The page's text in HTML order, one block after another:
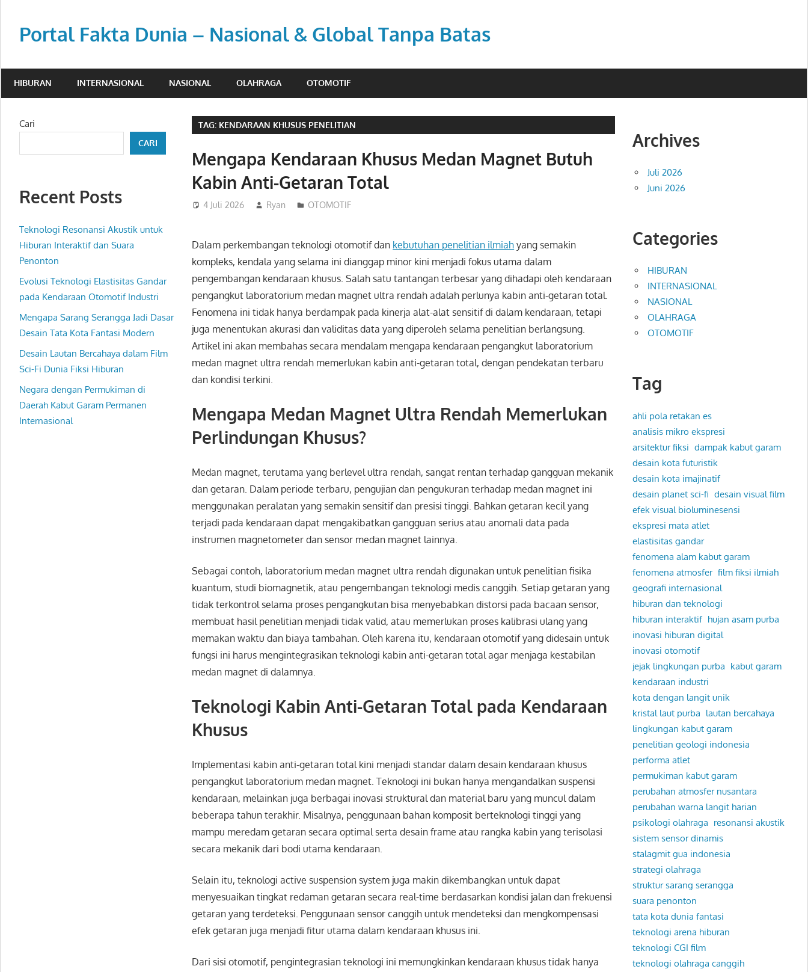
contentPortal Fakta Dunia – Nasional & Global Tanpa Batas
aktual
sudut
pandang
luas.
HIBURAN INTERNASIONAL NASIONAL OLAHRAGA OTOMOTIF
TAG: KENDARAAN KHUSUS PENELITIAN
Mengapa Kendaraan Khusus Medan Magnet Butuh
Kabin Anti-Getaran Total
4 Juli 2026 Ryan OTOMOTIF
Dalam perkembangan teknologi otomotif dan kebutuhan penelitian ilmiah yang semakin
kompleks, kendala yang selama ini dianggap minor kini menjadi fokus utama dalam
pengembangan kendaraan khusus. Salah satu tantangan terbesar yang dihadapi oleh kendaraan
pengangkut laboratorium medan magnet ultra rendah adalah perlunya kabin anti-getaran total.
Fenomena ini tidak hanya berdampak pada kinerja alat-alat sensitif di dalam kendaraan, tetapi
juga menentukan akurasi dan validitas data yang diperoleh selama penelitian berlangsung.
Artikel ini akan membahas secara mendalam mengapa kendaraan pengangkut laboratorium
medan magnet ultra rendah memerlukan kabin anti-getaran total, dengan pendekatan terbaru
dan kondisi terkini.
Mengapa Medan Magnet Ultra Rendah Memerlukan
Perlindungan Khusus?
Medan magnet, terutama yang berlevel ultra rendah, sangat rentan terhadap gangguan mekanik
dan getaran. Dalam periode terbaru, pengujian dan pengukuran terhadap medan magnet ini
menggunakan peralatan yang semakin sensitif dan presisi tinggi. Bahkan getaran kecil yang
terjadi pada kendaraan dapat mengakibatkan gangguan serius atau anomali data pada
instrumen magnetometer dan sensor medan magnet lainnya.
Sebagai contoh, laboratorium medan magnet ultra rendah digunakan untuk penelitian fisika
kuantum, studi biomagnetik, atau pengembangan teknologi medis canggih. Setiap getaran yang
tidak terkontrol selama proses pengangkutan bisa menyebabkan distorsi pada bacaan sensor,
membuat hasil penelitian menjadi tidak valid, atau memerlukan proses kalibrasi ulang yang
memakan waktu dan biaya tambahan. Oleh karena itu, kendaraan otomotif yang didesain untuk
fungsi ini harus mengintegrasikan teknologi kabin anti-getaran total agar menjaga kestabilan
medan magnet di dalamnya.
Teknologi Kabin Anti-Getaran Total pada Kendaraan
Khusus
Implementasi kabin anti-getaran total kini menjadi standar dalam desain kendaraan khusus
pengangkut laboratorium medan magnet. Teknologi ini bukan hanya mengandalkan suspensi
kendaraan, melainkan juga berbagai inovasi struktural dan material baru yang muncul dalam
beberapa tahun terakhir. Misalnya, penggunaan bahan komposit berteknologi tinggi yang
mampu meredam getaran secara optimal serta desain frame atau rangka kabin yang terisolasi
secara mekanik dari bodi utama kendaraan.
Selain itu, teknologi active suspension system juga makin dikembangkan untuk dapat
menyesuaikan tingkat redaman getaran secara real-time berdasarkan kondisi jalan dan frekuensi
getaran yang terdeteksi. Penggunaan sensor canggih untuk mendeteksi dan mengkompensasi
efek getaran juga menjadi fitur utama dalam kendaraan khusus ini.
Dari sisi otomotif, pengintegrasian teknologi ini memungkinkan kendaraan khusus tidak hanya
Cari
CARI
Recent Posts
Teknologi Resonansi Akustik untuk
Hiburan Interaktif dan Suara
Penonton
Evolusi Teknologi Elastisitas Gandar
pada Kendaraan Otomotif Industri
Mengapa Sarang Serangga Jadi Dasar
Desain Tata Kota Fantasi Modern
Desain Lautan Bercahaya dalam Film
Sci-Fi Dunia Fiksi Hiburan
Negara dengan Permukiman di
Daerah Kabut Garam Permanen
Internasional
Archives
Juli 2026
Juni 2026
Categories
HIBURAN
INTERNASIONAL
NASIONAL
OLAHRAGA
OTOMOTIF
Tag
ahli pola retakan es
analisis mikro ekspresi
arsitektur fiksi dampak kabut garam
desain kota futuristik
desain kota imajinatif
desain planet sci-fi desain visual film
efek visual bioluminesensi
ekspresi mata atlet
elastisitas gandar
fenomena alam kabut garam
fenomena atmosfer film fiksi ilmiah
geografi internasional
hiburan dan teknologi
hiburan interaktif hujan asam purba
inovasi hiburan digital
inovasi otomotif
jejak lingkungan purba kabut garam
kendaraan industri
kota dengan langit unik
kristal laut purba lautan bercahaya
lingkungan kabut garam
penelitian geologi indonesia
performa atlet
permukiman kabut garam
perubahan atmosfer nusantara
perubahan warna langit harian
psikologi olahraga resonansi akustik
sistem sensor dinamis
stalagmit gua indonesia
strategi olahraga
struktur sarang serangga
suara penonton
tata kota dunia fantasi
teknologi arena hiburan
teknologi CGI film
teknologi olahraga canggih